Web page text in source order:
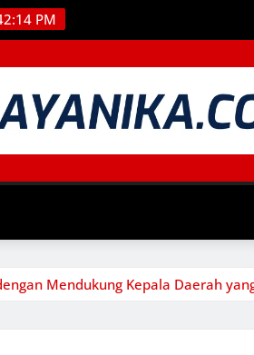
PM
Mendukung Kepala Daerah